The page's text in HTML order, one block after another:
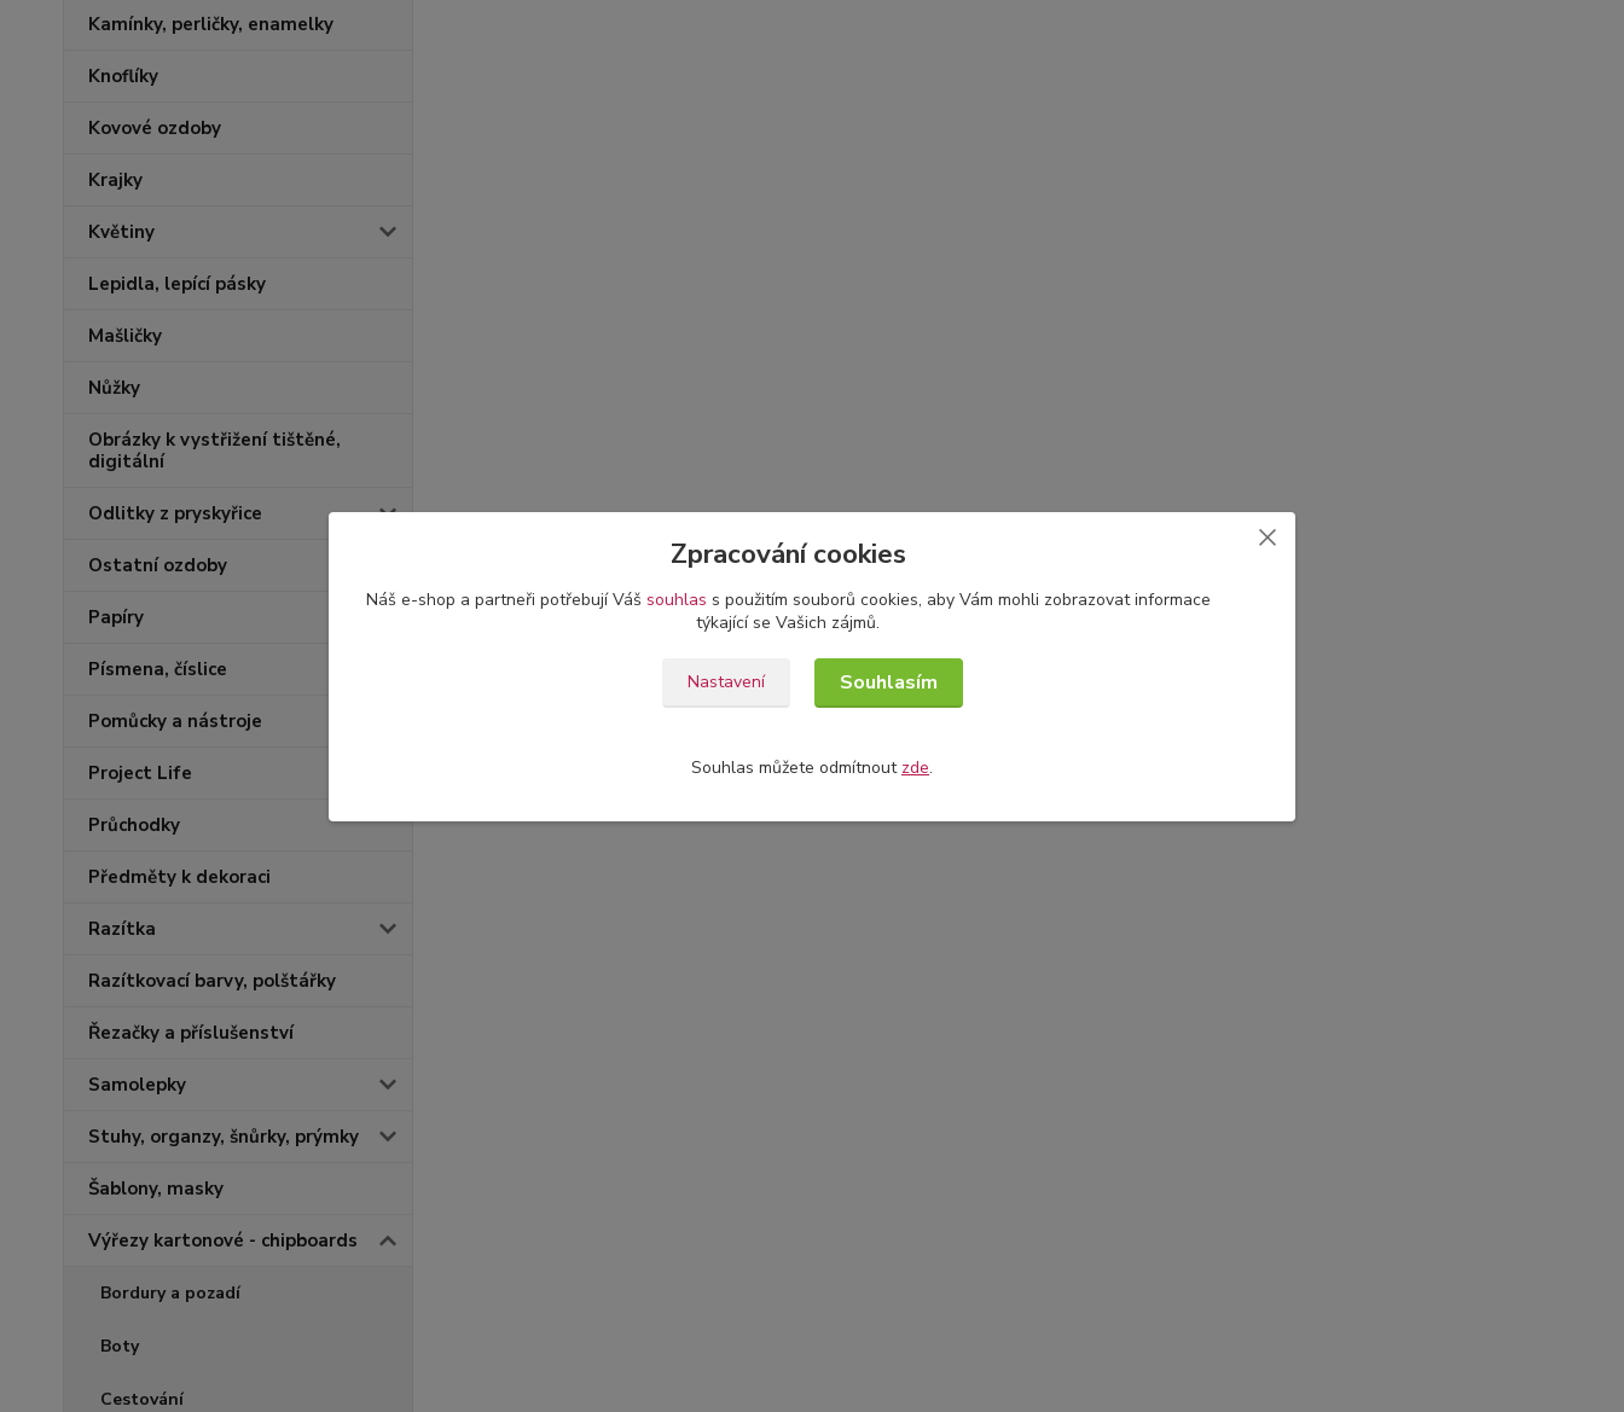
Kamínky, perličky, enamelky
Knoflíky
Kovové ozdoby
Krajky
Květiny
Lepidla, lepící pásky
Mašličky
Nůžky
Obrázky k vystřižení tištěné,
digitální
Odlitky z pryskyřice
Ostatní ozdoby
Papíry
Písmena, číslice
Pomůcky a nástroje
Project Life
Průchodky
Předměty k dekoraci
Razítka
Razítkovací barvy, polštářky
Řezačky a příslušenství
Samolepky
Stuhy, organzy, šnůrky, prýmky
Šablony, masky
Výřezy kartonové - chipboards
Bordury a pozadí
Boty
Cestování
Zpracování cookies
Náš e-shop a partneři potřebují Váš souhlas s použitím souborů cookies, aby Vám mohli zobrazovat informace
týkající se Vašich zájmů.
Nastavení Souhlasím
Souhlas můžete odmítnout zde.